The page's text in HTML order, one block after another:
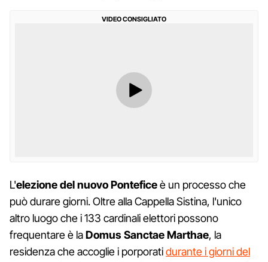
VIDEO CONSIGLIATO
L'elezione del nuovo Ponteficeè un processo che
può durare giorni. Oltre alla Cappella Sistina, l'unico
altro luogo che i 133 cardinali elettori possono
frequentare è laDomus Sanctae Marthae, la
residenza che accoglie i porporatidurante i giorni del